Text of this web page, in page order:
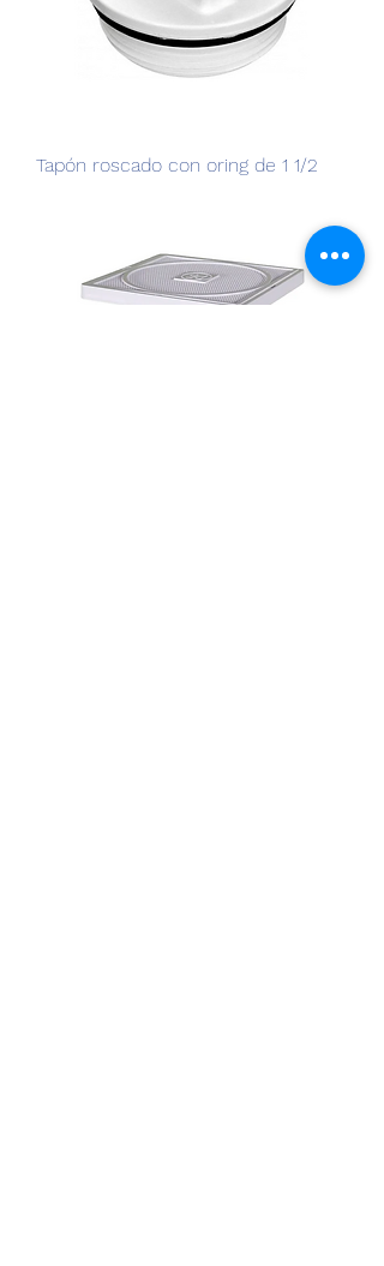
Tapón roscado con oring de 1 1/2